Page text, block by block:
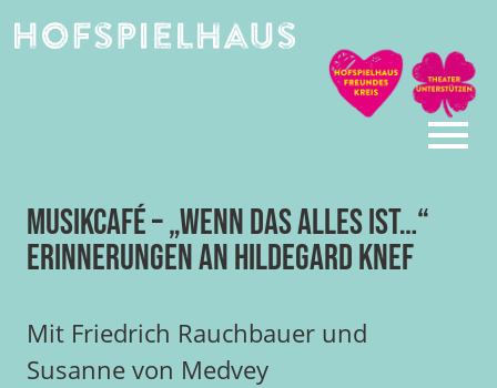
Musikcafé – „WENN DAS ALLES IST…“
Erinnerungen an Hildegard Knef
Mit Friedrich Rauchbauer und
Susanne von Medvey